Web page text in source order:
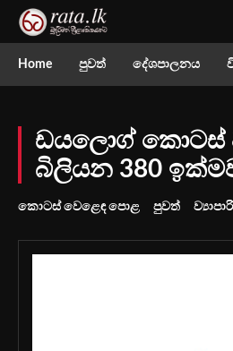
Home පුවත් දේශපාලනය
ඩයලොග් කොටස්
බිලියන 380
කොටස් වෙළෙඳ පොළ පුවත්